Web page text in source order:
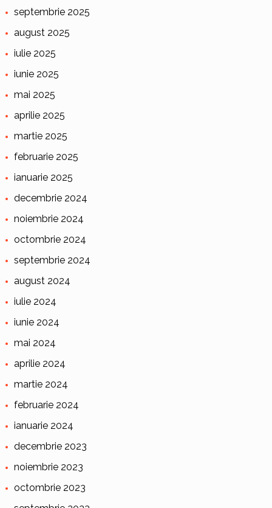
septembrie 2025
august 2025
iulie 2025
iunie 2025
mai 2025
aprilie 2025
martie 2025
februarie 2025
ianuarie 2025
decembrie 2024
noiembrie 2024
octombrie 2024
septembrie 2024
august 2024
iulie 2024
iunie 2024
mai 2024
aprilie 2024
martie 2024
februarie 2024
ianuarie 2024
decembrie 2023
noiembrie 2023
octombrie 2023